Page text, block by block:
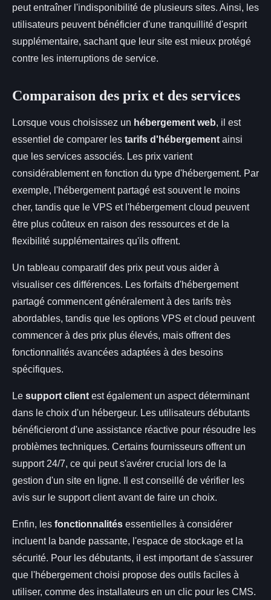
peut entraîner l'indisponibilité de plusieurs sites. Ainsi, les
utilisateurs peuvent bénéficier d'une tranquillité d'esprit
supplémentaire, sachant que leur site est mieux protégé
contre les interruptions de service.
Comparaison des prix et des services
Lorsque vous choisissez un hébergement web, il est
essentiel de comparer les tarifs d'hébergement ainsi
que les services associés. Les prix varient
considérablement en fonction du type d'hébergement. Par
exemple, l'hébergement partagé est souvent le moins
cher, tandis que le VPS et l'hébergement cloud peuvent
être plus coûteux en raison des ressources et de la
flexibilité supplémentaires qu'ils offrent.
Un tableau comparatif des prix peut vous aider à
visualiser ces différences. Les forfaits d'hébergement
partagé commencent généralement à des tarifs très
abordables, tandis que les options VPS et cloud peuvent
commencer à des prix plus élevés, mais offrent des
fonctionnalités avancées adaptées à des besoins
spécifiques.
Le support client est également un aspect déterminant
dans le choix d'un hébergeur. Les utilisateurs débutants
bénéficieront d'une assistance réactive pour résoudre les
problèmes techniques. Certains fournisseurs offrent un
support 24/7, ce qui peut s'avérer crucial lors de la
gestion d'un site en ligne. Il est conseillé de vérifier les
avis sur le support client avant de faire un choix.
Enfin, les fonctionnalités essentielles à considérer
incluent la bande passante, l'espace de stockage et la
sécurité. Pour les débutants, il est important de s'assurer
que l'hébergement choisi propose des outils faciles à
utiliser, comme des installateurs en un clic pour les CMS.